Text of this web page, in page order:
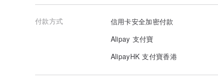
付款方式
信用卡安全加密付款
Alipay 支付寶
AlipayHK 支付寶香港